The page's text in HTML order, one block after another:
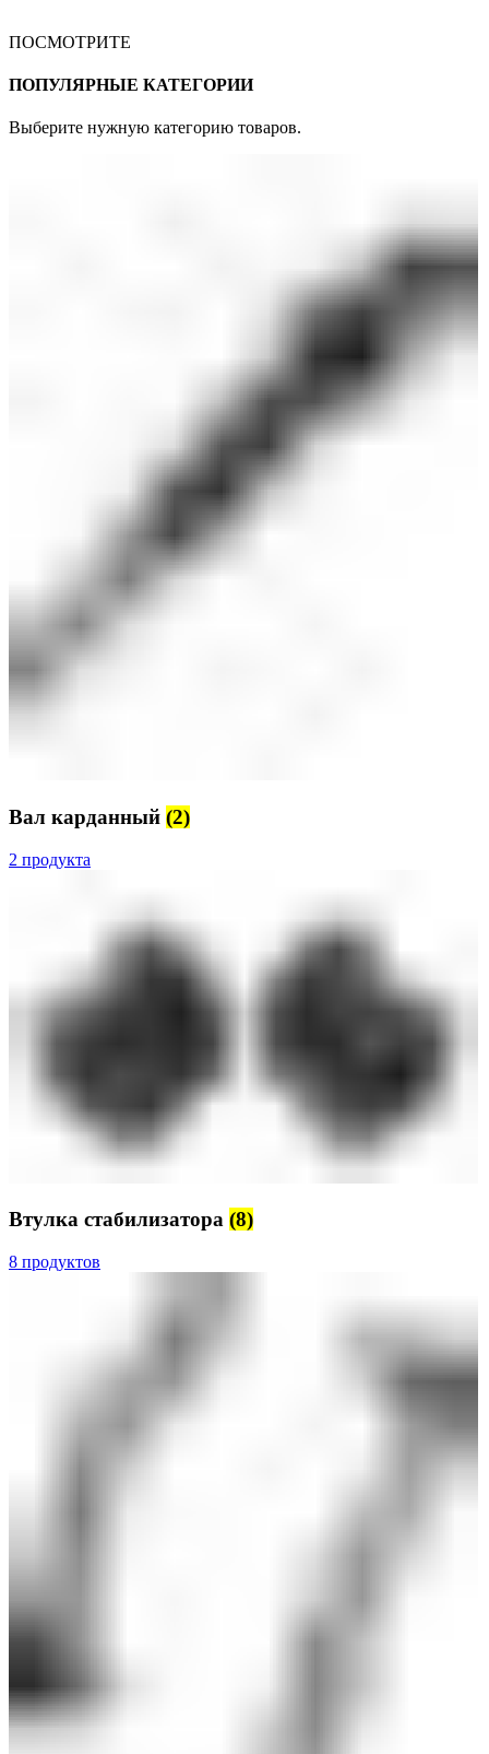
ПОСМОТРИТЕ
ПОПУЛЯРНЫЕ КАТЕГОРИИ
Выберите нужную категорию товаров.
Вал карданный (2)
2 продукта
Втулка стабилизатора (8)
8 продуктов